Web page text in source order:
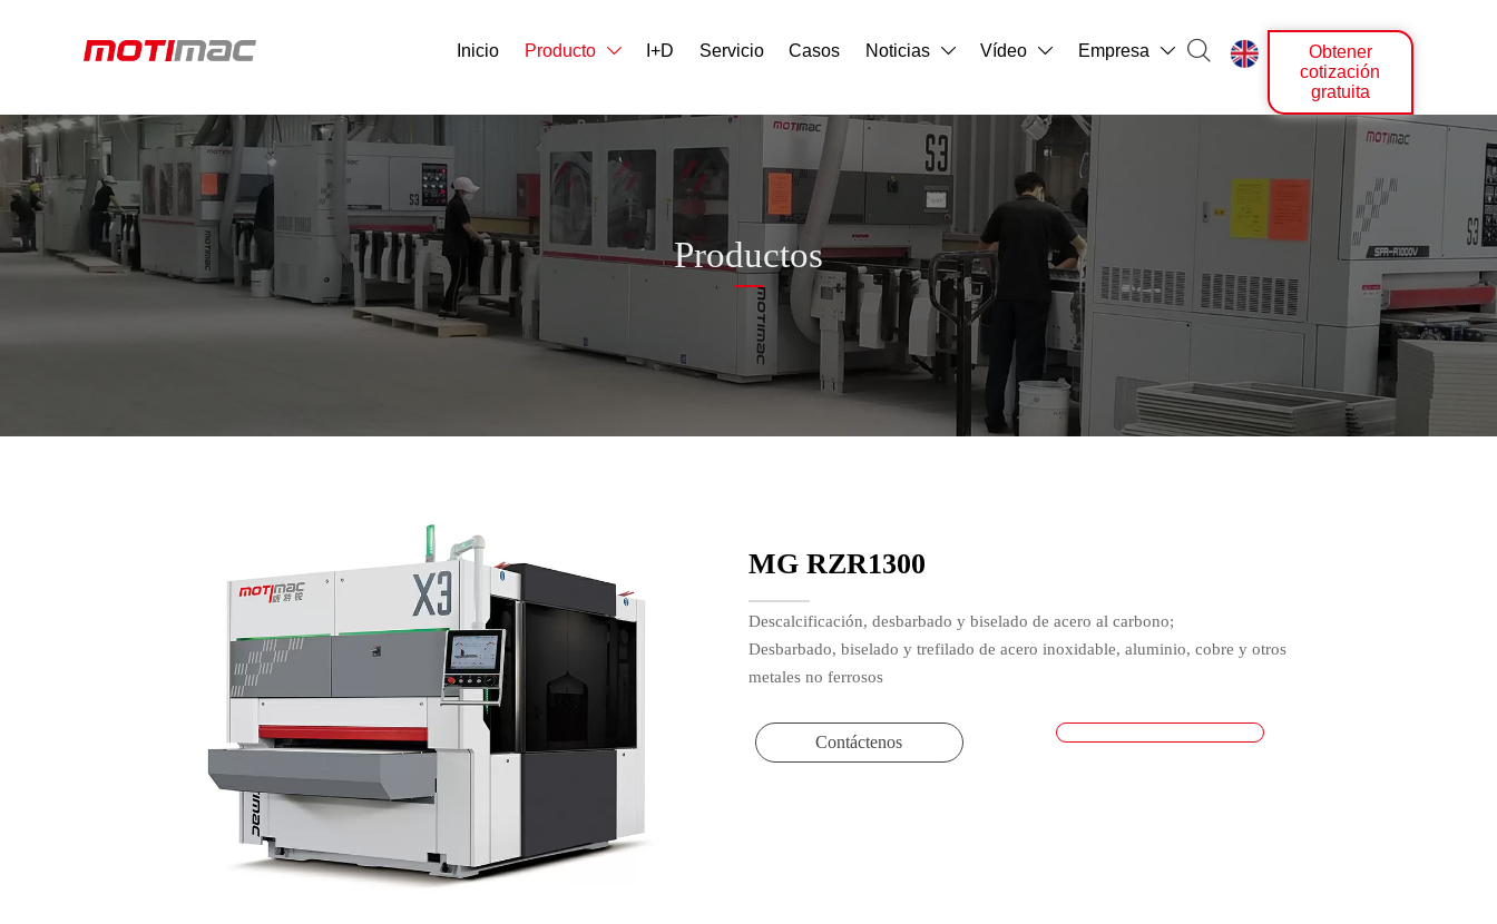
Inicio Producto  I+D Servicio Casos Noticias  Vídeo  Empresa   
Obtener
cotización
gratuita
Productos
MG RZR1300
Descalcificación, desbarbado y biselado de acero al carbono;
Desbarbado, biselado y trefilado de acero inoxidable, aluminio, cobre y otros
metales no ferrosos
Contáctenos